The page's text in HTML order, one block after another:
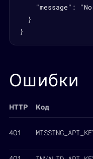
"message":
  }
}
Ошибки
HTTP Код
401